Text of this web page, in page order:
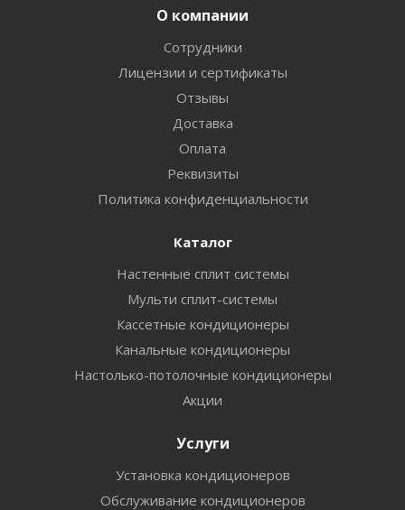
О компании
Сотрудники
Лицензии и сертификаты
Отзывы
Доставка
Оплата
Реквизиты
Политика конфиденциальности
Каталог
Настенные сплит системы
Мульти сплит-системы
Кассетные кондиционеры
Канальные кондиционеры
Настолько-потолочные кондиционеры
Акции
Услуги
Установка кондиционеров
Обслуживание кондиционеров